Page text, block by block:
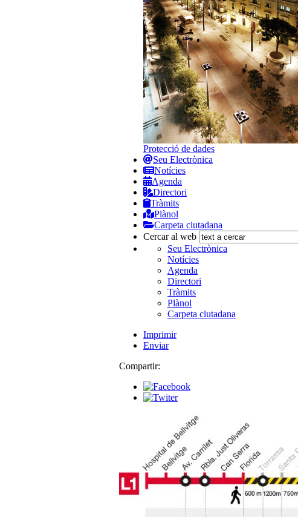
Protecció de dades
Seu Electrònica
Notícies
Agenda
Directori
Tràmits
Plànol
Carpeta ciutadana
Cercar al web
Seu Electrònica
Notícies
Agenda
Directori
Tràmits
Plànol
Carpeta ciutadana
Imprimir
Enviar
Compartir: